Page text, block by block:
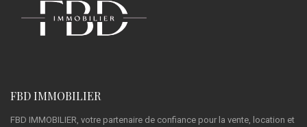
FBD IMMOBILIER
FBD IMMOBILIER, votre partenaire de confiance pour la vente, location et